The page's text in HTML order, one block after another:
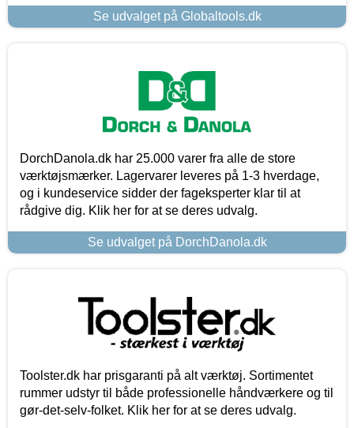
Se udvalget på Globaltools.dk
DorchDanola.dk har 25.000 varer fra alle de store
værktøjsmærker. Lagervarer leveres på 1-3 hverdage,
og i kundeservice sidder der fageksperter klar til at
rådgive dig. Klik her for at se deres udvalg.
Se udvalget på DorchDanola.dk
Toolster.dk har prisgaranti på alt værktøj. Sortimentet
rummer udstyr til både professionelle håndværkere og til
gør-det-selv-folket. Klik her for at se deres udvalg.